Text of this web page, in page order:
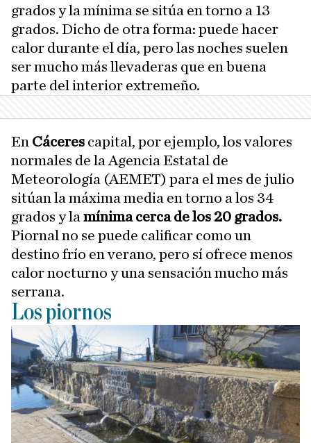
grados y la mínima se sitúa en torno a 13
grados. Dicho de otra forma: puede hacer
calor durante el día, pero las noches suelen
ser mucho más llevaderas que en buena
parte del interior extremeño.
En Cáceres capital, por ejemplo, los valores
normales de la Agencia Estatal de
Meteorología (AEMET) para el mes de julio
sitúan la máxima media en torno a los 34
grados y la mínima cerca de los 20 grados.
Piornal no se puede calificar como un
destino frío en verano, pero sí ofrece menos
calor nocturno y una sensación mucho más
serrana.
Los piornos